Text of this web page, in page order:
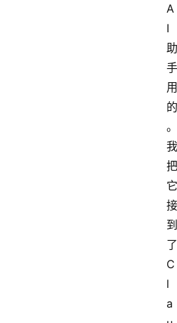
A
I
助
手
用
的
。
我
把
它
接
到
了
C
l
a